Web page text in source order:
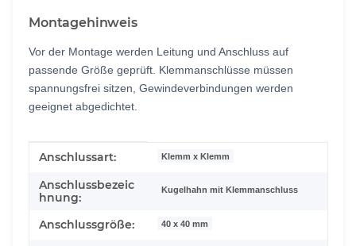
Montagehinweis
Vor der Montage werden Leitung und Anschluss auf
passende Größe geprüft. Klemmanschlüsse müssen
spannungsfrei sitzen, Gewindeverbindungen werden
geeignet abgedichtet.
Produkteigenschaft
Wert
Anschlussart: Klemm x Klemm
Anschlussbezeic
hnung:
Kugelhahn mit Klemmanschluss
Anschlussgröße: 40 x 40 mm